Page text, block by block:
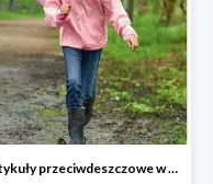
Artykuły przeciwdeszczowe w Lodilu Online do -50%